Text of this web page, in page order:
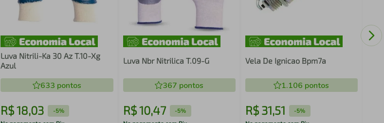
Luva Nitrili-Ka 30 Az T.10-Xg
Azul
633 pontos
R$18,03 -5%
Luva Nbr Nitrilica T.09-G
367 pontos
R$10,47 -5%
Vela De Ignicao Bpm7a
1.106 pontos
R$ 31,51 -5%